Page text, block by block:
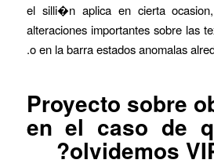
el silli�n aplica en cierta
alteraciones importantes sobre las
o en la barra estados anomalas
Proyecto sobre
en el caso de
olvidemos